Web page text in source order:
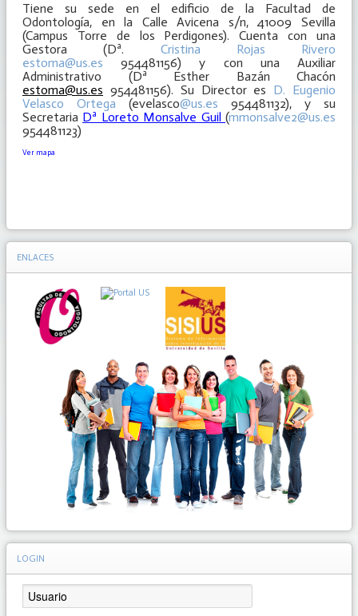
Tiene su sede en el edificio de la Facultad de
Odontología, en la Calle Avicena s/n, 41009 Sevilla
(Campus Torre de los Perdigones). Cuenta con una
Gestora (Dª. Cristina Rojas Rivero
estoma@us.es 954481156) y con una Auxiliar
Administrativo (Dª Esther Bazán Chacón
estoma@us.es 954481156). Su Director es D. Eugenio
Velasco Ortega (evelasco@us.es 954481132), y su
Secretaria Dª Loreto Monsalve Guil(mmonsalve2@us.es
954481123)
Ver mapa
ENLACES
LOGIN